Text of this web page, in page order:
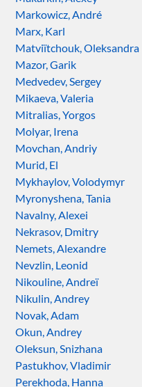
Markowicz, André
Marx, Karl
Matviïtchouk, Oleksandra
Mazor, Garik
Medvedev, Sergey
Mikaeva, Valeria
Mitralias, Yorgos
Molyar, Irena
Movchan, Andriy
Murid, El
Mykhaylov, Volodymyr
Myronyshena, Tania
Navalny, Alexei
Nekrasov, Dmitry
Nemets, Alexandre
Nevzlin, Leonid
Nikouline, Andreï
Nikulin, Andrey
Novak, Adam
Okun, Andrey
Oleksun, Snizhana
Pastukhov, Vladimir
Perekhoda, Hanna